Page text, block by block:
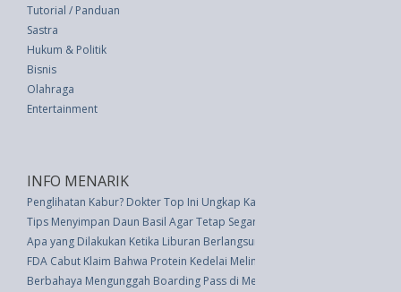
Tutorial / Panduan
Sastra
Hukum & Politik
Bisnis
Olahraga
Entertainment
INFO MENARIK
Penglihatan Kabur? Dokter Top Ini Ungkap Kapan Anda Harus Periksa
Tips Menyimpan Daun Basil Agar Tetap Segar
Apa yang Dilakukan Ketika Liburan Berlangsung Gagal
FDA Cabut Klaim Bahwa Protein Kedelai Melindungi Jantung
Berbahaya Mengunggah Boarding Pass di Media Sosial